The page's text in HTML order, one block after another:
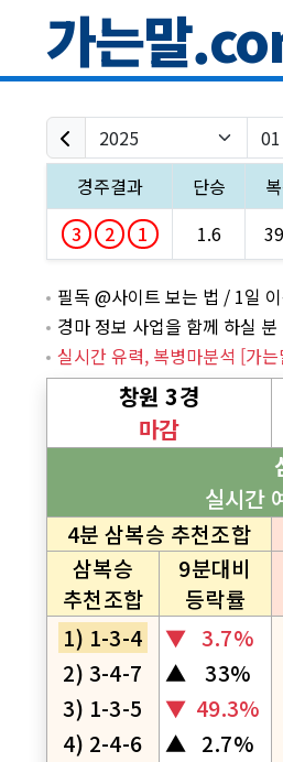
가는말
경주결과 단승
3
2 1 1.6
필독 @사이트 보는 법 / 1일
경마 정보 사업을 함께 하실 분
창원 3경
마감
실시간
4분 삼복승 추천조합
삼복승
추천조합
9분대비
등락률
1) 1-3-4
2) 3-4-7
3) 1-3-5
4) 2-4-6
▼ 3.7%
▲
33%
▼ 49.3%
▲ 2.7%